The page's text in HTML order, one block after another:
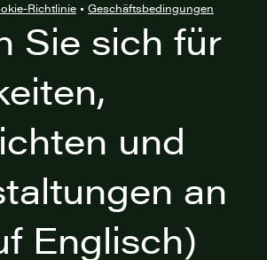
Richtlinie • Geschäftsbedingungen
Sie sich für
und
an
Englisch)